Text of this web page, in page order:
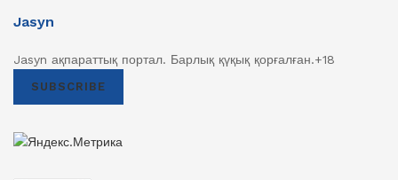
Jasyn
Jasyn ақпараттық портал. Барлық қүқық қорғалған.+18
SUBSCRIBE